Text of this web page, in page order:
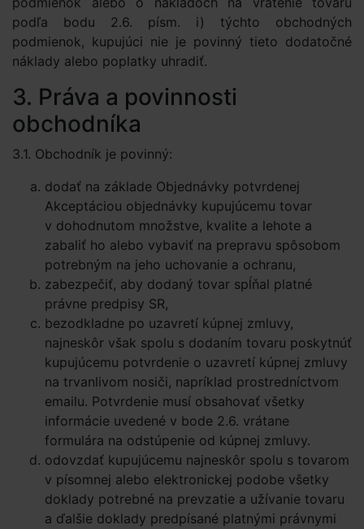
podľa bodu 2.6. písm. i) týchto obchodných
podmienok, kupujúci nie je povinný tieto dodatočné
náklady alebo poplatky uhradiť.
3. Práva a povinnosti
obchodníka
3.1. Obchodník je povinný:
dodať na základe Objednávky potvrdenej
Akceptáciou objednávky kupujúcemu tovar
v dohodnutom množstve, kvalite a lehote a
zabaliť ho alebo vybaviť na prepravu spôsobom
potrebným na jeho uchovanie a ochranu,
zabezpečiť, aby dodaný tovar spĺňal platné
právne predpisy SR,
bezodkladne po uzavretí kúpnej zmluvy,
najneskôr však spolu s dodaním tovaru poskytnúť
kupujúcemu potvrdenie o uzavretí kúpnej zmluvy
na trvanlivom nosiči, napríklad prostredníctvom
emailu. Potvrdenie musí obsahovať všetky
informácie uvedené v bode 2.6. vrátane
formulára na odstúpenie od kúpnej zmluvy.
odovzdať kupujúcemu najneskôr spolu s tovarom
v písomnej alebo elektronickej podobe všetky
doklady potrebné na prevzatie a užívanie tovaru
a ďalšie doklady predpísané platnými právnymi